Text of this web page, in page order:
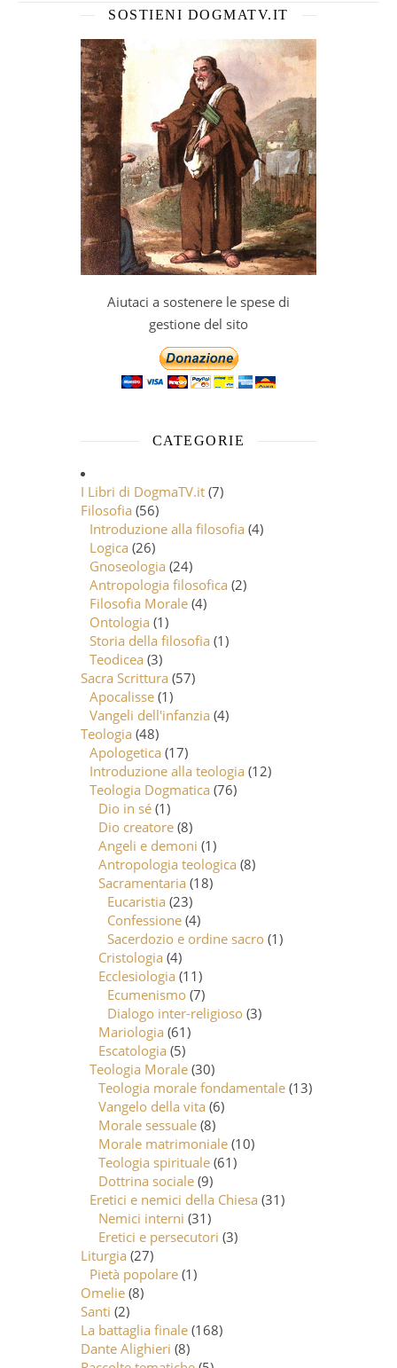
SOSTIENI DOGMATV.IT
Aiutaci a sostenere le spese di
gestione del sito
CATEGORIE
I Libri di DogmaTV.it (7)
Filosofia (56)
Introduzione alla filosofia (4)
Logica (26)
Gnoseologia (24)
Antropologia filosofica (2)
Filosofia Morale (4)
Ontologia (1)
Storia della filosofia (1)
Teodicea (3)
Sacra Scrittura (57)
Apocalisse (1)
Vangeli dell'infanzia (4)
Teologia (48)
Apologetica (17)
Introduzione alla teologia (12)
Teologia Dogmatica (76)
Dio in sé (1)
Dio creatore (8)
Angeli e demoni (1)
Antropologia teologica (8)
Sacramentaria (18)
Eucaristia (23)
Confessione (4)
Sacerdozio e ordine sacro (1)
Cristologia (4)
Ecclesiologia (11)
Ecumenismo (7)
Dialogo inter-religioso (3)
Mariologia (61)
Escatologia (5)
Teologia Morale (30)
Teologia morale fondamentale (13)
Vangelo della vita (6)
Morale sessuale (8)
Morale matrimoniale (10)
Teologia spirituale (61)
Dottrina sociale (9)
Eretici e nemici della Chiesa (31)
Nemici interni (31)
Eretici e persecutori (3)
Liturgia (27)
Pietà popolare (1)
Omelie (8)
Santi (2)
La battaglia finale (168)
Dante Alighieri (8)